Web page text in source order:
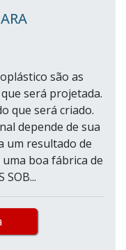
são as
será projetada.
que será criado.
depende de sua
um resultado de
boa fábrica de